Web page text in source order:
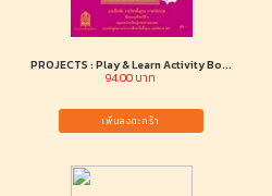
PROJECTS : Play & Learn Activity Bo...
94.00 บาท
เพิ่มลงตะกร้า